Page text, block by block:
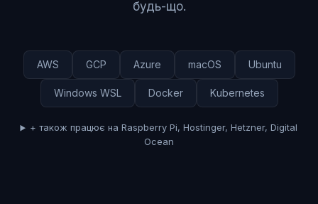
будь-що.
AWS GCP Azure macOS Ubuntu
Windows WSL Docker Kubernetes
+ також працює на Raspberry Pi, Hostinger, Hetzner, Digital
Ocean